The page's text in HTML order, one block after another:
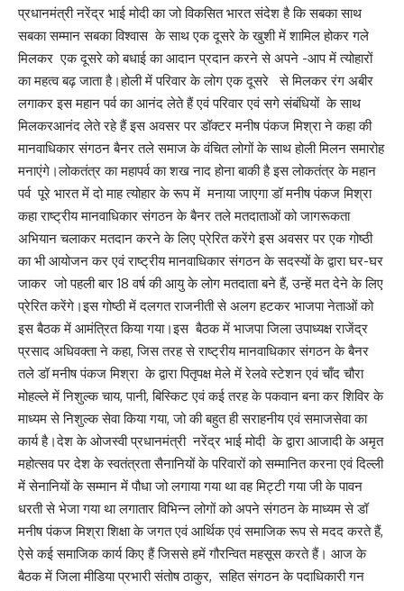
प्रधानमंत्री नरेंद्र भाई मोदी का जो विकसित भारत संदेश है कि सबका साथ
सबका सम्मान सबका विश्वास के साथ एक दूसरे के खुशी में शामिल होकर गले
मिलकर एक दूसरे को बधाई का आदान प्रदान करने से अपने -आप में त्योहारों
का महत्व बढ़ जाता है।होली में परिवार के लोग एक दूसरे से मिलकर रंग अबीर
लगाकर इस महान पर्व का आनंद लेते हैं एवं परिवार एवं सगे संबंधियों के साथ
मिलकरआनंद लेते रहे हैं इस अवसर पर डॉक्टर मनीष पंकज मिश्रा ने कहा की
मानवाधिकार संगठन बैनर तले समाज के वंचित लोगों के साथ होली मिलन समारोह
मनाएंगे।लोकतंत्र का महापर्व का शख नाद होना बाकी है इस लोकतंत्र के महान
पर्व पूरे भारत में दो माह त्योहार के रूप में मनाया जाएगा डॉ मनीष पंकज मिश्रा
कहा राष्ट्रीय मानवाधिकार संगठन के बैनर तले मतदाताओं को जागरूकता
अभियान चलाकर मतदान करने के लिए प्रेरित करेंगे इस अवसर पर एक गोष्ठी
का भी आयोजन कर एवं राष्ट्रीय मानवाधिकार संगठन के सदस्यों के द्वारा घर-घर
जाकर जो पहली बार 18 वर्ष की आयु के लोग मतदाता बने हैं, उन्हें मत देने के लिए
प्रेरित करेंगे।इस गोष्ठी में दलगत राजनीती से अलग हटकर भाजपा नेताओं को
इस बैठक में आमंत्रित किया गया।इस बैठक में भाजपा जिला उपाध्यक्ष राजेंद्र
प्रसाद अधिवक्ता ने कहा, जिस तरह से राष्ट्रीय मानवाधिकार संगठन के बैनर
तले डॉ मनीष पंकज मिश्रा के द्वारा पितृपक्ष मेले में रेलवे स्टेशन एवं चाँद चौरा
मोहल्ले में निशुल्क चाय, पानी, बिस्किट एवं कई तरह के पकवान बना कर शिविर के
माध्यम से निशुल्क सेवा किया गया, जो की बहुत ही सराहनीय एवं समाजसेवा का
कार्य है।देश के ओजस्वी प्रधानमंत्री नरेंद्र भाई मोदी के द्वारा आजादी के अमृत
महोत्सव पर देश के स्वतंत्रता सैनानियों के परिवारों को सम्मानित करना एवं दिल्ली
में सेनानियों के सम्मान में पौधा जो लगाया गया था वह मिट्टी गया जी के पावन
धरती से भेजा गया था लगातार विभिन्न लोगों को अपने संगठन के माध्यम से डॉ
मनीष पंकज मिश्रा शिक्षा के जगत एवं आर्थिक एवं समाजिक रूप से मदद करते हैं,
ऐसे कई समाजिक कार्य किए हैं जिससे हमें गौरन्वित महसूस करते हैं। आज के
बैठक में जिला मीडिया प्रभारी संतोष ठाकुर, सहित संगठन के पदाधिकारी गन